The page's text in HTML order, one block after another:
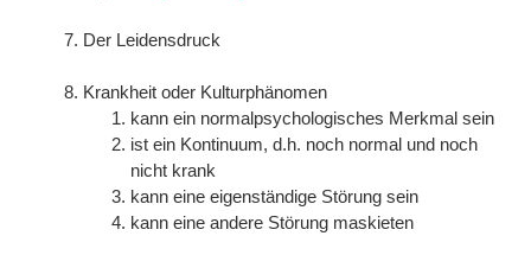
Der Leidensdruck
Krankheit oder Kulturphänomen
kann ein normalpsychologisches Merkmal sein
ist ein Kontinuum, d.h. noch normal und noch
nicht krank
kann eine eigenständige Störung sein
kann eine andere Störung maskieten